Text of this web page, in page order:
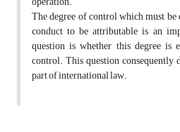
The degree of control which must be
conduct to be attributable is an
question is whether this degree
control. This question consequently
part of international law.